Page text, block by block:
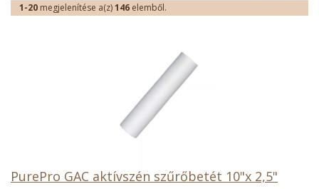
1-20 megjelenítése a(z)146 elemből.
PurePro GAC aktívszén szűrőbetét 10"x 2,5"